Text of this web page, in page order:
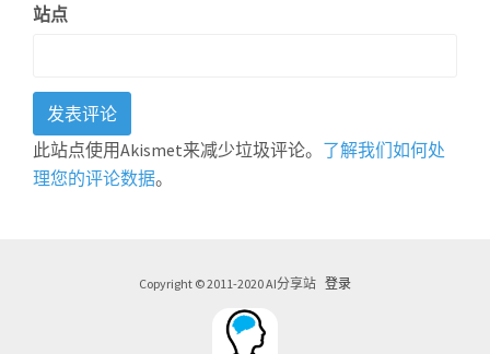
站点
此站点使用Akismet来减少垃圾评论。 了解我们如何处
理您的评论数据。
Copyright © 2011-2020 AI分享站 登录